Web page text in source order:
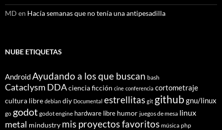
MD en Hacía semanas que no tenía una antipesadilla
NUBE ETIQUETAS
AndroidAyudando a los que buscan bash
Cataclysm DDAciencia ficción cine conferencia cortometraje
cultura libre debian diy Documental estrellitas git github gnu/linux
go godot godot engine hardware libre humor juegos de mesa linux
metal mindustry mis proyectos favoritos música php